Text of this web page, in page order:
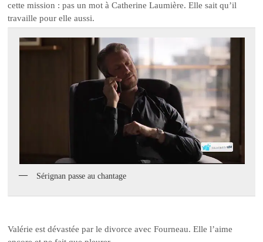
cette mission : pas un mot à Catherine Laumière. Elle sait qu’il
travaille pour elle aussi.
Sérignan passe au chantage
Valérie est dévastée par le divorce avec Fourneau. Elle l’aime